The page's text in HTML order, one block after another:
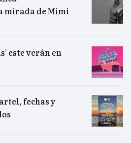
mirada de Mimi
este verán en
fechas y